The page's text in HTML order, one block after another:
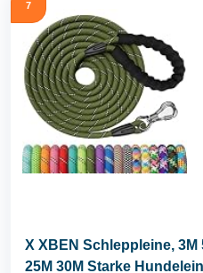
7
X XBEN Schleppleine, 3M
25M 30M Starke